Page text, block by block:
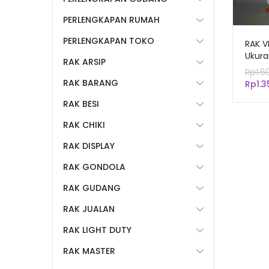
RAK
RAK
RINGAN
Rp
Rp
PERLENGKAPAN RUMAH
PERLENGKAPAN TOKO
RAK ARSIP
RAK BARANG
RAK BESI
RAK CHIKI
RAK DISPLAY
RAK GONDOLA
RAK GUDANG
RAK JUALAN
RAK LIGHT DUTY
RAK MASTER